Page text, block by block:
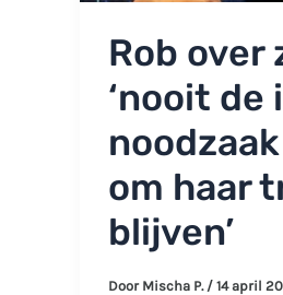
Rob over
‘nooit de
om haar
blijven’
Door Mischa P. / 14 april